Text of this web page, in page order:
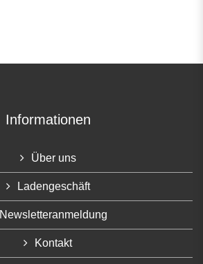
Informationen
Über uns
Ladengeschäft
Newsletteranmeldung
Kontakt